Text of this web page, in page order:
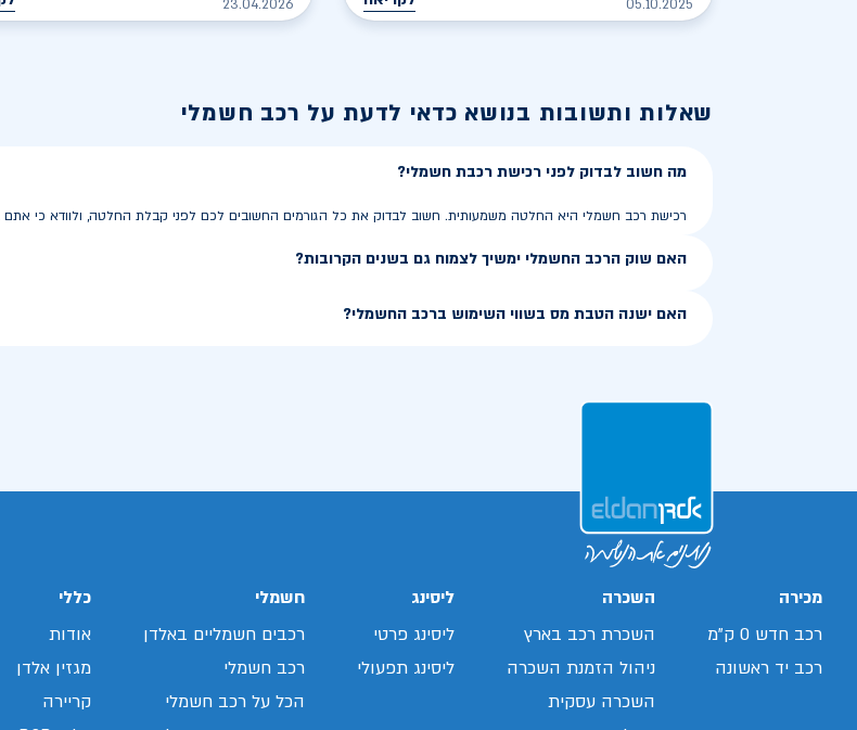
05.10.2025
23.04.2026
שאלות ותשובות בנושא כדאי לדעת על רכב חשמלי
מה חשוב לבדוק לפני רכישת רכבת חשמלי?
רכישת רכב חשמלי היא החלטה משמעותית. חשוב לבדוק את כל הגורמים החשובים לכם לפני קבלת החלטה, ולוודא כי אתם
האם שוק הרכב החשמלי ימשיך לצמוח גם בשנים הקרובות?
האם ישנה הטבת מס בשווי השימוש ברכב החשמלי?
מכירה
רכב חדש 0 ק"מ
רכב יד ראשונה
השכרה
השכרת רכב בארץ
ניהול הזמנת השכרה
השכרה עסקית
ליסינג
ליסינג פרטי
ליסינג תפעולי
חשמלי
רכבים חשמליים באלדן
רכב חשמלי
הכל על רכב חשמלי
כללי
אודות
מגזין אלדן
קריירה